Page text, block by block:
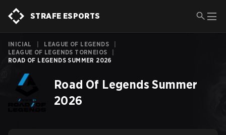
STRAFE ESPORTS
INICIAL LEAGUE OF LEGENDS
LEAGUE OF LEGENDS TORNEIOS
ROAD OF LEGENDS SUMMER 2026
Road Of Legends Summer
2026